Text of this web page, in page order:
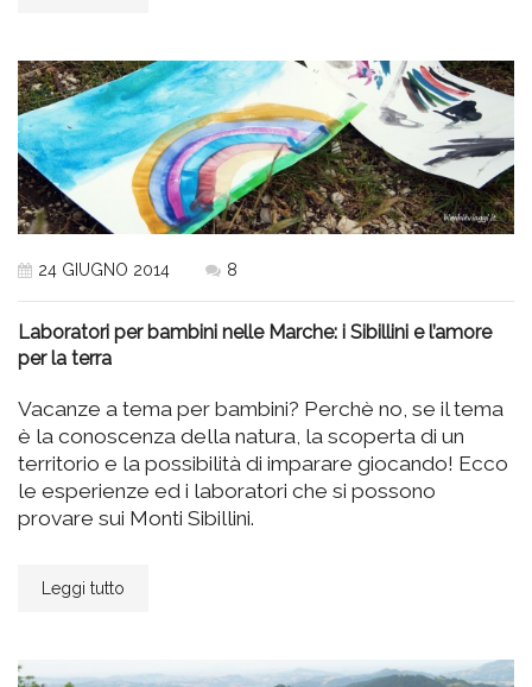
24 GIUGNO 2014 8
Laboratori per bambini nelle Marche: i Sibillini e l’amore
per la terra
Vacanze a tema per bambini? Perchè no, se il tema
è la conoscenza della natura, la scoperta di un
territorio e la possibilità di imparare giocando! Ecco
le esperienze ed i laboratori che si possono
provare sui Monti Sibillini.
Leggi tutto